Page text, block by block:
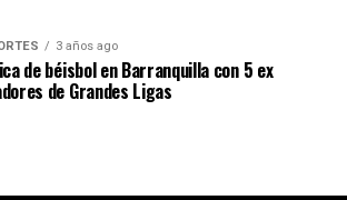
3 años ago
de béisbol en Barranquilla con 5 ex
de Grandes Ligas